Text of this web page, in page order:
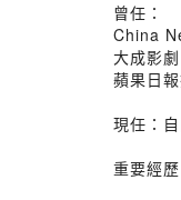
曾任：
China
大成影
蘋果日
現任：
重要經歷